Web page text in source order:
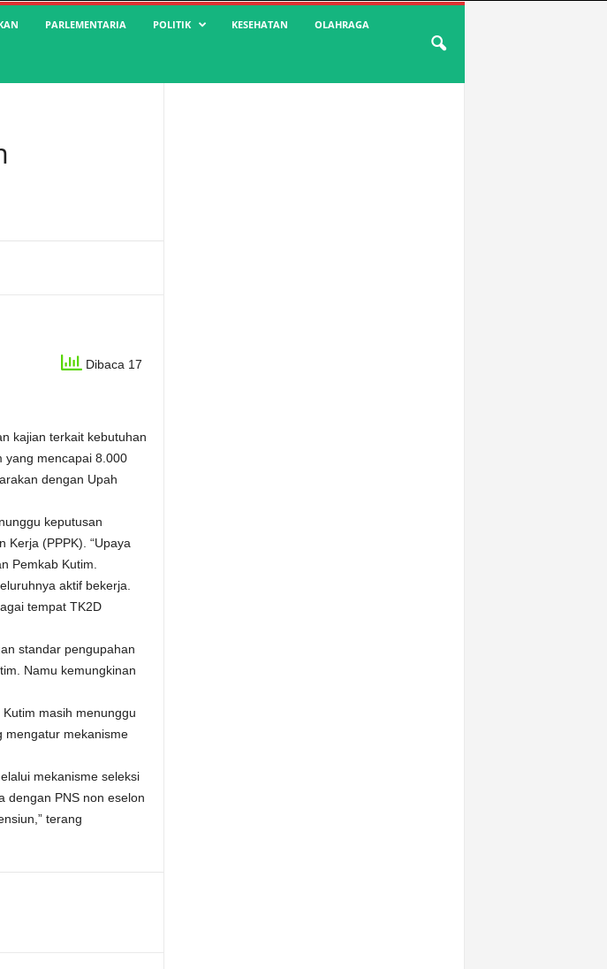
PARLEMENTARIA POLITIK KESEHATAN OLAHRAGA
Dibaca 17
kajian terkait kebutuhan
yang mencapai 8.000
dengan Upah
keputusan
Kerja (PPPK). “Upaya
Pemkab Kutim.
aktif bekerja.
tempat TK2D
standar pengupahan
Namu kemungkinan
masih menunggu
mengatur mekanisme
mekanisme seleksi
dengan PNS non eselon
terang